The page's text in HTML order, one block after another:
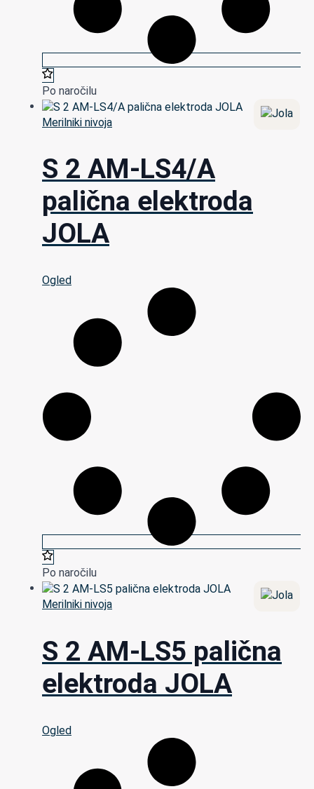
Po naročilu
Merilniki nivoja
S 2 AM-LS4/A
palična elektroda
JOLA
Ogled
Po naročilu
Merilniki nivoja
S 2 AM-LS5 palična
elektroda JOLA
Ogled